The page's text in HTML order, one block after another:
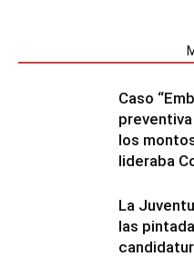
Caso
los
lideraba
La
las